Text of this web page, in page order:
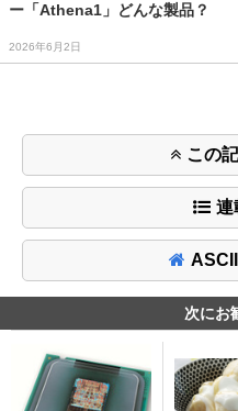
ー「Athena1」どんな製品？
2026年6月2日
この
連
次にお